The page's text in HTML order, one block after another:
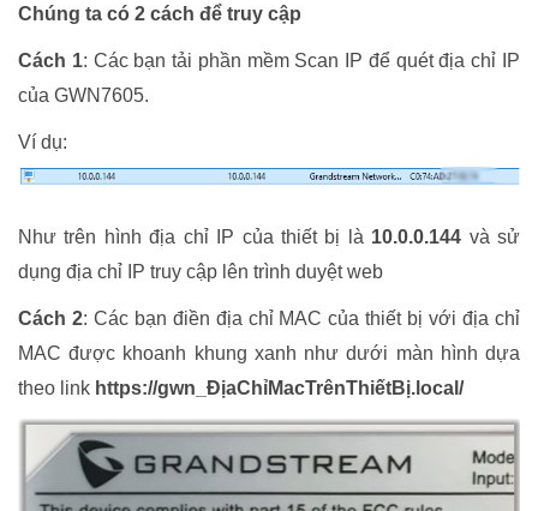
Chúng ta có 2 cách để truy cập
Cách 1: Các bạn tải phần mềm Scan IP để quét địa chỉ IP
của GWN7605.
Ví dụ:
Như trên hình địa chỉ IP của thiết bị là 10.0.0.144 và sử
dụng địa chỉ IP truy cập lên trình duyệt web
Cách 2: Các bạn điền địa chỉ MAC của thiết bị với địa chỉ
MAC được khoanh khung xanh như dưới màn hình dựa
theo link https://gwn_ĐịaChỉMacTrênThiếtBị.local/